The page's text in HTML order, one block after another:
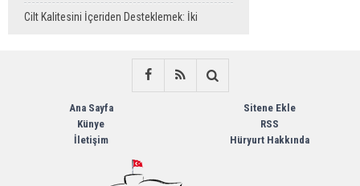
uygulamasını başlattı
Cilt Kalitesini İçeriden Desteklemek: İki
Ana Sayfa
Künye
İletişim
Sitene Ekle
RSS
Hüryurt Hakkında